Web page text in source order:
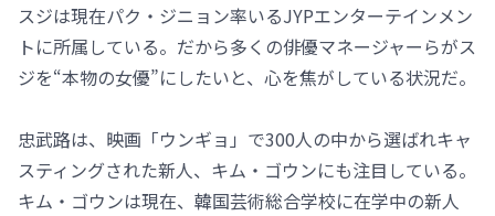
スジは現在パク・ジニョン率いるJYPエンターテインメン
トに所属している。だから多くの俳優マネージャーらがス
ジを“本物の女優”にしたいと、心を焦がしている状況だ。
忠武路は、映画「ウンギョ」で300人の中から選ばれキャ
スティングされた新人、キム・ゴウンにも注目している。
キム・ゴウンは現在、韓国芸術総合学校に在学中の新人